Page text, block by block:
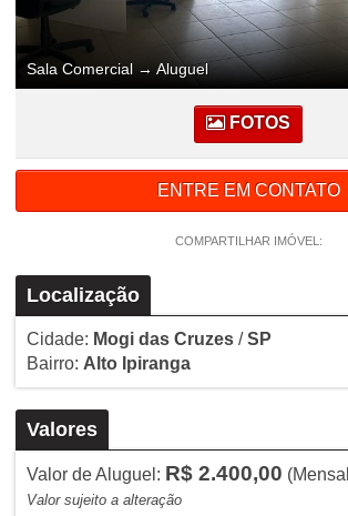
Sala Comercial → Aluguel
FOTOS
ENTRE EM CONTATO
COMPARTILHAR IMÓVEL:
Localização
Cidade: Mogi das Cruzes/SP
Bairro: Alto Ipiranga
Valores
Valor de Aluguel: R$ 2.400,00
Valor sujeito a alteração